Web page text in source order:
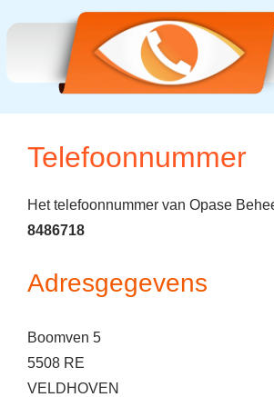
Telefoonnummer
Het telefoonnummer van Opase
8486718
Adresgegevens
Boomven 5
5508 RE
VELDHOVEN